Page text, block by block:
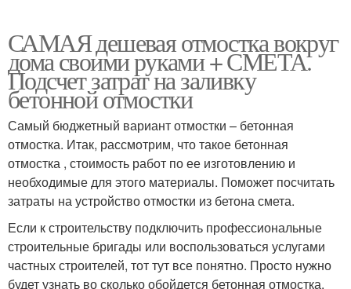
САМАЯ дешевая отмостка вокруг
дома своими руками + СМЕТА.
Подсчет затрат на заливку
бетонной отмостки
Самый бюджетный вариант отмостки – бетонная
отмостка. Итак, рассмотрим, что такое бетонная
отмостка , стоимость работ по ее изготовлению и
необходимые для этого материалы. Поможет посчитать
затраты на устройство отмостки из бетона смета.
Если к строительству подключить профессиональные
строительные бригады или воспользоваться услугами
частных строителей, тот тут все понятно. Просто нужно
будет узнать во сколько обойдется бетонная отмостка,